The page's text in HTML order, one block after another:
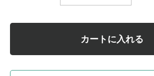
カートに入れる